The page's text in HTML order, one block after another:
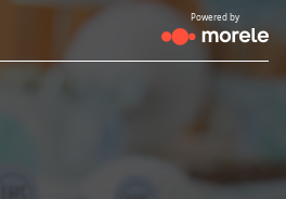
Powered by